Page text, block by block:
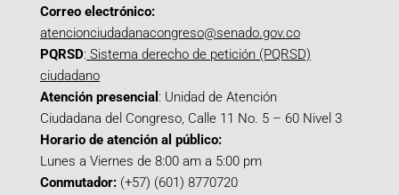
Correo electrónico:
atencionciudadanacongreso@senado.gov.co
PQRSD: Sistema derecho de petición (PQRSD)
ciudadano
Atención presencial : Unidad de Atención
Ciudadana del Congreso, Calle 11 No. 5 – 60 Nivel 3
Horario de atención al público:
Lunes a Viernes de 8:00 am a 5:00 pm
Conmutador: (+57) (601) 8770720